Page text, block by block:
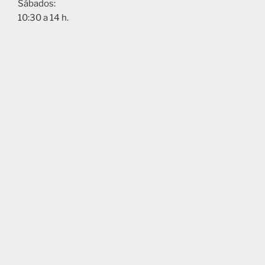
Sábados:
10:30 a 14 h.